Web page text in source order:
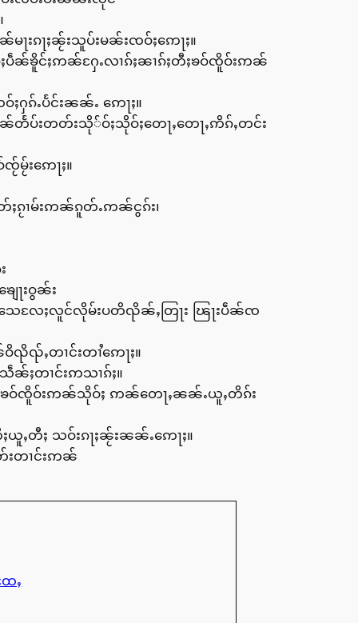
းၵႃႈၼႂ်းသူပ်းမၼ်းၸဝ်ႈဢေႃႈ။
ၼ်ၶိူင်ႈဢၼ်ႁႄႉလၢၵ်ႈၼၢၵ်ႈတီႈၶဝ်ၸိူဝ်းဢၼ်
ၵ်ႉပႅင်းၼၼ်ႉ ဢေႃႈ။
ၼ်တႅပ်းတတ်းသို်ဝ်ႈသိုဝ်ႈတေႃႇတေႃႇဢိၵ်ႇတင်း
မႂ်းဢေႃႈ။
ႈၵႂၢမ်းဢၼ်ၵူတ်ႉဢၼ်ငွၵ်း၊
ႃးဝွၼ်း
လႄႈလူင်လိုမ်းပတိၺိၼ်ႇတြႃး ၽြႃးပဵၼ်ၸ
ၺ်ႇတၢင်းတၢႆဢေႃႈ။
ၼ်ႈတၢင်းဢသၢၵ်ႈ။
းၶဝ်ၸိူဝ်းဢၼ်သိုဝ်ႈ ဢၼ်တေႃႇၼၼ်ႉယူႇတိၵ်း
တီႈ သဝ်းၵႃႈၼႂ်းၼၼ်ႉဢေႃႈ။
းတၢင်းဢၼ်
ႄႇ